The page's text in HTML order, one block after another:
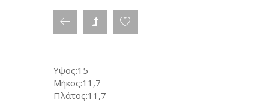
Υψος:15
Μήκος:11,7
Πλάτος:11,7